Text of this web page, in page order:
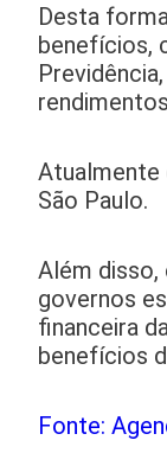
Desta
benefícios,
Atualmente
São Paulo.
Além disso,
governos
financeira
benefícios
Fonte: